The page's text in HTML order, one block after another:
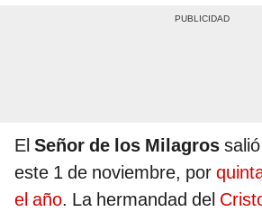
El Señor de los Milagros
este 1 de noviembre, por
el año. La hermandad del